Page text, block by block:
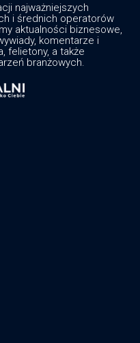
najważniejszych
i średnich operatorów
aktualności biznesowe,
komentarze i
felietony, a także
branżowych.